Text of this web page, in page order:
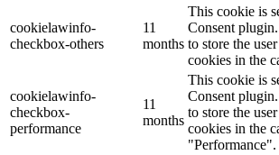
cookielawinfo-
checkbox-others
11
months
This cookie is
Consent
to store the
cookies in the
cookielawinfo-
checkbox-
performance
11
months
This cookie is
Consent
to store the
cookies in the
"Performance".